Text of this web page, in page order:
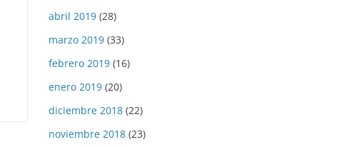
abril 2019 (28)
marzo 2019 (33)
febrero 2019 (16)
enero 2019 (20)
diciembre 2018 (22)
noviembre 2018 (23)